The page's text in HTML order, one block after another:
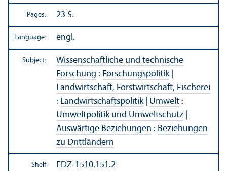
Pages: 23 S.
Language: engl.
Subject:
Wissenschaftliche und technische
Forschung : Forschungspolitik|
Landwirtschaft, Forstwirtschaft, Fischerei
: Landwirtschaftspolitik| Umwelt :
Umweltpolitik und Umweltschutz
Auswärtige Beziehungen : Beziehungen
zu Drittländern
Shelf
EDZ-1510.151.2